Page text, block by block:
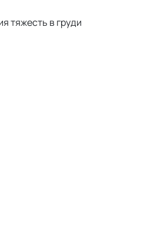
тяжесть в груди